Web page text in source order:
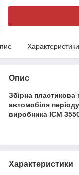
Характеристики
Опис
Збірна
автомобіля
виробника ICM
Характеристики